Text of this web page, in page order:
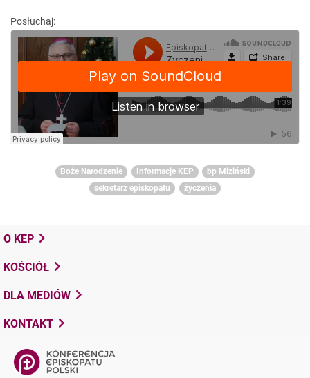
Posłuchaj:
Boże Narodzenie Informacje KEP
bp Miziński
sekretarz episkopatu
życzenia
O KEP
KOŚCIÓŁ
DLA MEDIÓW
KONTAKT